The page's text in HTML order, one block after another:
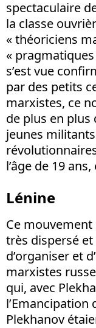
spectaculaire
la classe
« théoriciens
«
s’est vue
par des petits
marxistes, ce
de plus en plus
jeunes
l’âge de 19
Lénine
Ce
très dispersé
d’organiser et
marxistes
qui, avec
l’Emancipation
Plekhanov